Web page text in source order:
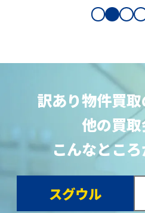
訳あり物件買
他の買
こんなとこ
スグウル